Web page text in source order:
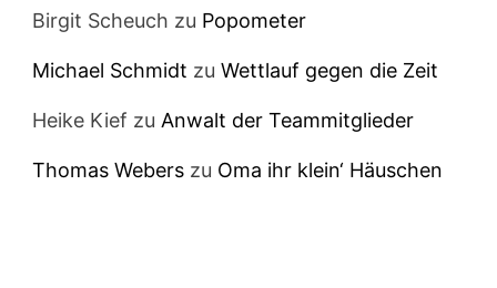
Birgit Scheuch zu Popometer
Michael Schmidt zuWettlauf gegen die Zeit
Heike Kief zu Anwalt der Teammitglieder
Thomas Webers zu Oma ihr klein‘ Häuschen